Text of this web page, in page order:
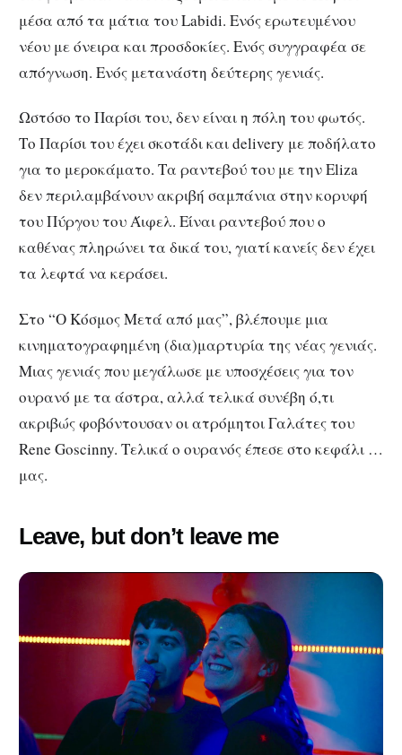
μέσα από τα μάτια του Labidi. Ενός ερωτευμένου
νέου με όνειρα και προσδοκίες. Ενός συγγραφέα σε
απόγνωση. Ενός μετανάστη δεύτερης γενιάς.
Ωστόσο το Παρίσι του, δεν είναι η πόλη του φωτός.
Το Παρίσι του έχει σκοτάδι και delivery με ποδήλατο
για το μεροκάματο. Τα ραντεβού του με την Eliza
δεν περιλαμβάνουν ακριβή σαμπάνια στην κορυφή
του Πύργου του Άιφελ. Είναι ραντεβού που ο
καθένας πληρώνει τα δικά του, γιατί κανείς δεν έχει
τα λεφτά να κεράσει.
Στο “Ο Κόσμος Μετά από μας”, βλέπουμε μια
κινηματογραφημένη (δια)μαρτυρία της νέας γενιάς.
Μιας γενιάς που μεγάλωσε με υποσχέσεις για τον
ουρανό με τα άστρα, αλλά τελικά συνέβη ό,τι
ακριβώς φοβόντουσαν οι ατρόμητοι Γαλάτες του
Rene Goscinny. Τελικά ο ουρανός έπεσε στο κεφάλι …
μας.
Leave, but don’t leave me